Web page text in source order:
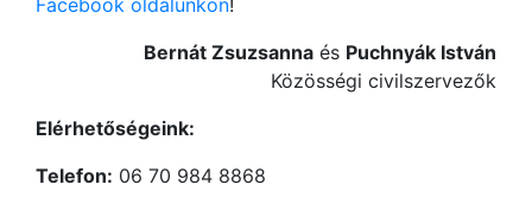
Facebook oldalunkon!
Bernát Zsuzsanna és Puchnyák István
Közösségi civilszervezők
Elérhetőségeink:
Telefon: 06 70 984 8868